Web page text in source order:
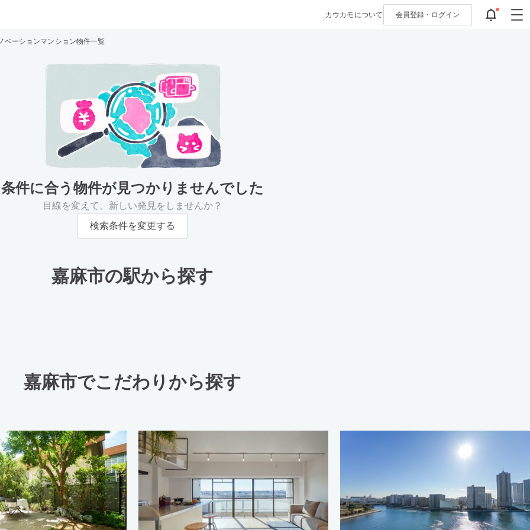
カウカモについて 会員登録・ ログイン
ベーションマンション物件一覧
条件に合う物件が見つかりませんでした
目線を変えて、新しい発見をしませんか？
検索条件を変更する
嘉麻市の駅から探す
嘉麻市でこだわりから探す